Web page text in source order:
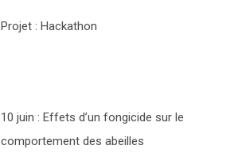
Projet : Hackathon
10 juin : Effets d’un fongicide sur le
comportement des abeilles